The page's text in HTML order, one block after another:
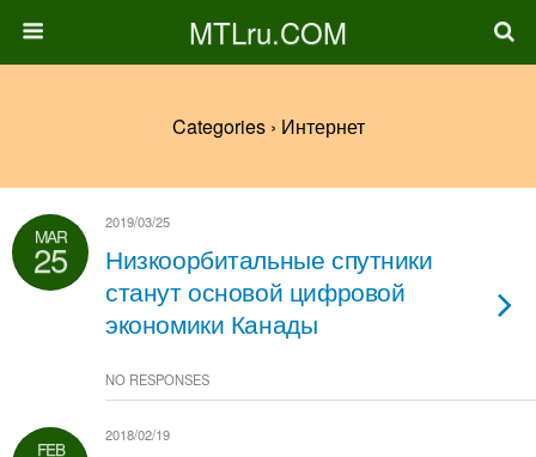
MTLru.COM
Categories › Интернет
MAR
25
2019/03/25
Низкоорбитальные спутники
станут основой цифровой
экономики Канады
NO RESPONSES
FEB
2018/02/19